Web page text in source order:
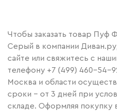
Чтобы заказать товар Пуф
Серый в компании
сайте или свяжитесь с
телефону +7 (499) 460-54-
Москва и области
сроки – от 3 дней при
складе. Оформляя покупку